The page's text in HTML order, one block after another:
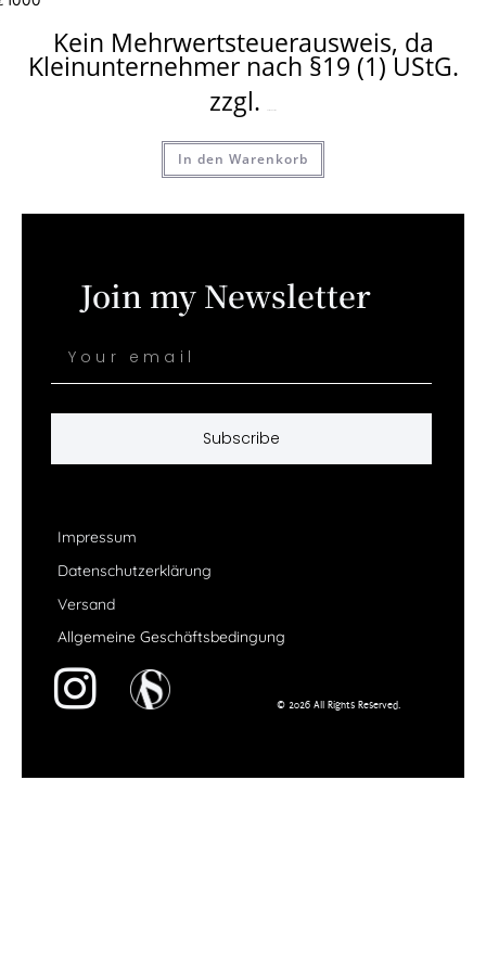
Kein Mehrwertsteuerausweis, da
Kleinunternehmer nach §19 (1) UStG.
zzgl.
In den Warenkorb
Join my Newsletter
Subscribe
Impressum
Datenschutzerklärung
Versand
Allgemeine Geschäftsbedingung
© 2026 All Rights Reserved.